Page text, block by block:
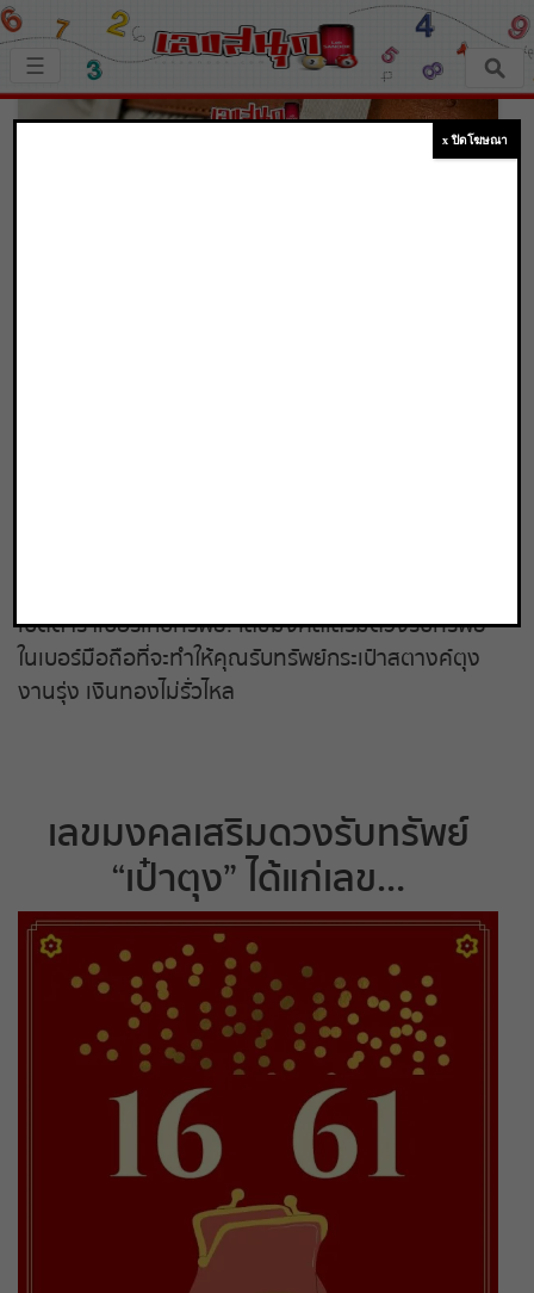
หน้าหลัก
ถ่ายทอดสดหวยออมสิน
ถ่ายทอดสดหวย ธกส.
ถ่ายทอดสดหวยลาว ซุปเปอร์
ถ่ายทอดสดหวยฮานอย
ถ่ายทอดสดหวยฮานอยพิเศษ
ถ่ายทอดสดหวยมาเลย์
ถ่ายทอดสดหวยญีปุ่น
ถ่ายทอดสดหวยไต้หวัน
ถ่ายทอดสดหวยกัมพูชา
×
☰
เปิดตำราเบอร์เก็บทรัพย์! เลขมงคลเสริมดวงรับทรัพย์
ในเบอร์มือถือที่จะทำให้คุณรับทรัพย์กระเป๋าสตางค์ตุง
งานรุ่ง เงินทองไม่รั่วไหล
เลขมงคลเสริมดวงรับทรัพย์
“เป๋าตุง” ได้แก่เลข…
x ปิดโฆษณา